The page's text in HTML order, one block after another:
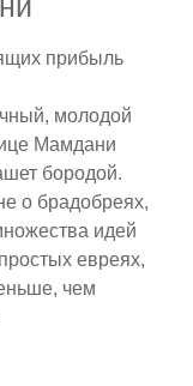
прибыль
молодой
Мамдани
бородой.
о брадобреях,
идей
евреях,
чем